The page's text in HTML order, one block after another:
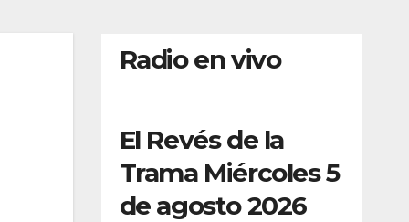
Radio en vivo
El Revés de la
Trama Miércoles 5
de agosto 2026